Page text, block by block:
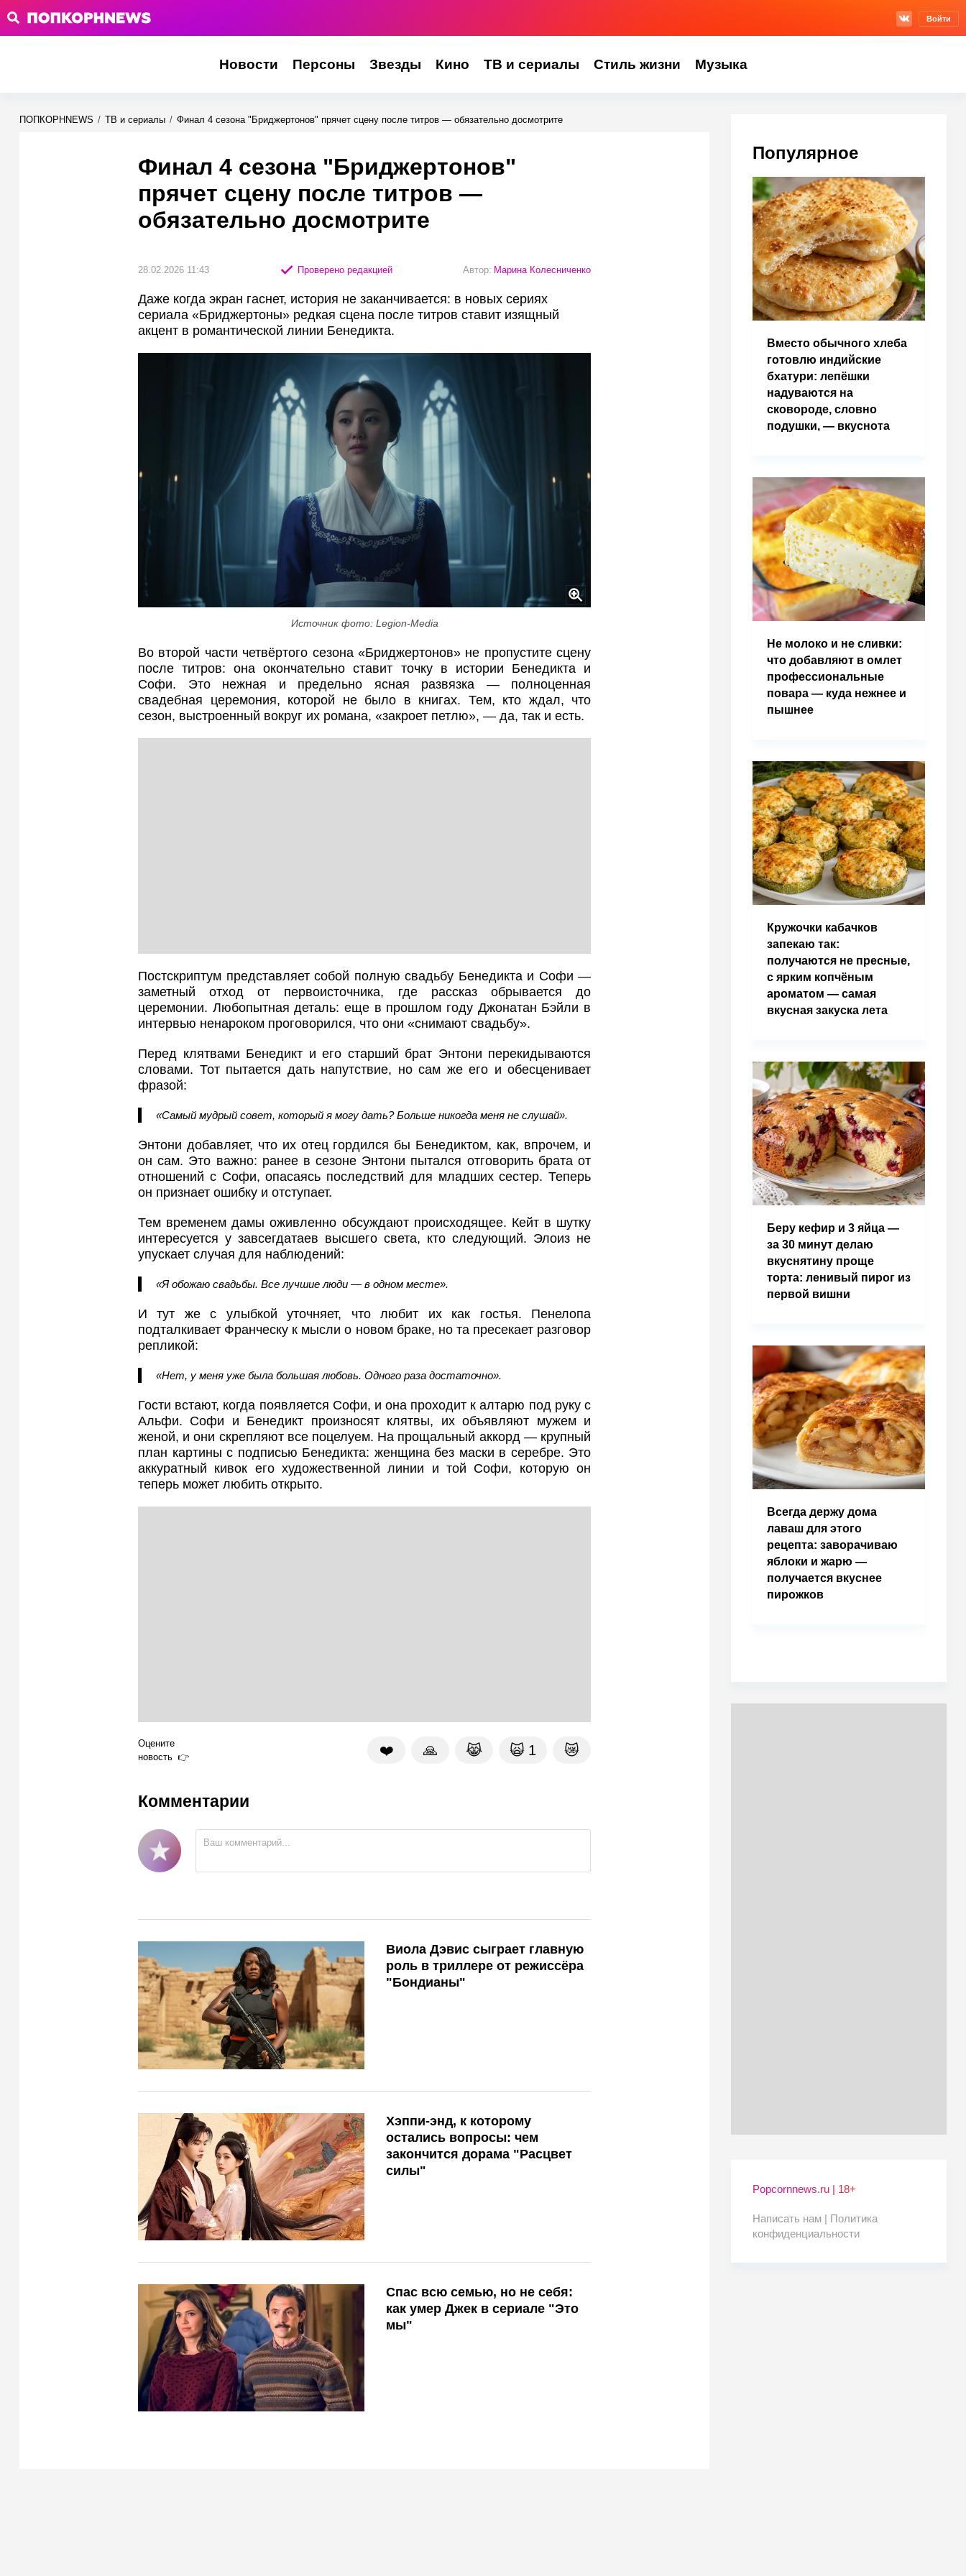
Войти
Новости Персоны Звезды Кино ТВ и сериалы Стиль жизни Музыка
ПОПКОРНNEWS / ТВ и сериалы / Финал 4 сезона "Бриджертонов" прячет сцену после титров — обязательно досмотрите
Финал 4 сезона "Бриджертонов"
прячет сцену после титров —
обязательно досмотрите
28.02.2026 11:43 Проверено редакцией Автор: Марина Колесниченко
Даже когда экран гаснет, история не заканчивается: в новых сериях
сериала «Бриджертоны» редкая сцена после титров ставит изящный
акцент в романтической линии Бенедикта.
Источник фото: Legion-Media
Во второй части четвёртого сезона «Бриджертонов» не пропустите сцену
после титров: она окончательно ставит точку в истории Бенедикта и
Софи. Это нежная и предельно ясная развязка — полноценная
свадебная церемония, которой не было в книгах. Тем, кто ждал, что
сезон, выстроенный вокруг их романа, «закроет петлю», — да, так и есть.
Постскриптум представляет собой полную свадьбу Бенедикта и Софи —
заметный отход от первоисточника, где рассказ обрывается до
церемонии. Любопытная деталь: еще в прошлом году Джонатан Бэйли в
интервью ненароком проговорился, что они «снимают свадьбу».
Перед клятвами Бенедикт и его старший брат Энтони перекидываются
словами. Тот пытается дать напутствие, но сам же его и обесценивает
фразой:
«Самый мудрый совет, который я могу дать? Больше никогда меня не слушай».
Энтони добавляет, что их отец гордился бы Бенедиктом, как, впрочем, и
он сам. Это важно: ранее в сезоне Энтони пытался отговорить брата от
отношений с Софи, опасаясь последствий для младших сестер. Теперь
он признает ошибку и отступает.
Тем временем дамы оживленно обсуждают происходящее. Кейт в шутку
интересуется у завсегдатаев высшего света, кто следующий. Элоиз не
упускает случая для наблюдений:
«Я обожаю свадьбы. Все лучшие люди — в одном месте».
И тут же с улыбкой уточняет, что любит их как гостья. Пенелопа
подталкивает Франческу к мысли о новом браке, но та пресекает разговор
репликой:
«Нет, у меня уже была большая любовь. Одного раза достаточно».
Гости встают, когда появляется Софи, и она проходит к алтарю под руку с
Альфи. Софи и Бенедикт произносят клятвы, их объявляют мужем и
женой, и они скрепляют все поцелуем. На прощальный аккорд — крупный
план картины с подписью Бенедикта: женщина без маски в серебре. Это
аккуратный кивок его художественной линии и той Софи, которую он
теперь может любить открыто.
Оцените
новость
❤️ 🙏 😹 🙀 1 😿
Комментарии
Виола Дэвис сыграет главную
роль в триллере от режиссёра
"Бондианы"
Хэппи-энд, к которому
остались вопросы: чем
закончится дорама "Расцвет
силы"
Спас всю семью, но не себя:
как умер Джек в сериале "Это
мы"
Популярное
Вместо обычного хлеба
готовлю индийские
бхатури: лепёшки
надуваются на
сковороде, словно
подушки, — вкуснота
Не молоко и не сливки:
что добавляют в омлет
профессиональные
повара — куда нежнее и
пышнее
Кружочки кабачков
запекаю так:
получаются не пресные,
с ярким копчёным
ароматом — самая
вкусная закуска лета
Беру кефир и 3 яйца —
за 30 минут делаю
вкуснятину проще
торта: ленивый пирог из
первой вишни
Всегда держу дома
лаваш для этого
рецепта: заворачиваю
яблоки и жарю —
получается вкуснее
пирожков
Popcornnews.ru | 18+
Написать нам | Политика
конфиденциальности